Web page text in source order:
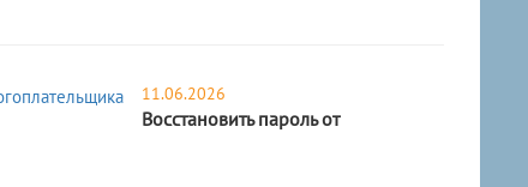
11.06.2026
Восстановить пароль от